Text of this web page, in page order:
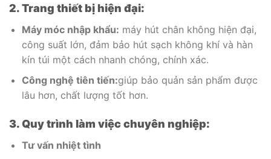
2. Trang thiết bị hiện đại:
Máy móc nhập khẩu: máy hút chân không hiện đại,
công suất lớn, đảm bảo hút sạch không khí và hàn
kín túi một cách nhanh chóng, chính xác.
Công nghệ tiên tiến:giúp bảo quản sản phẩm được
lâu hơn, chất lượng tốt hơn.
3. Quy trình làm việc chuyên nghiệp:
Tư vấn nhiệt tình